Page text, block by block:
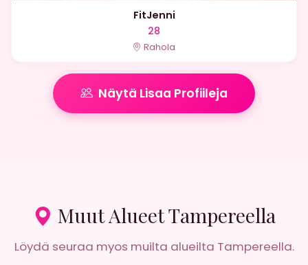
FitJenni
28
Rahola
Näytä Lisaa Profiileja
Muut Alueet Tampereella
Löydä seuraa myos muilta alueilta Tampereella.